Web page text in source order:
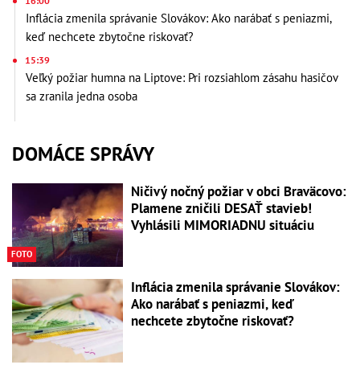
Inflácia zmenila správanie Slovákov: Ako narábať s peniazmi,
keď nechcete zbytočne riskovať?
15:39
Veľký požiar humna na Liptove: Pri rozsiahlom zásahu hasičov
sa zranila jedna osoba
DOMÁCE SPRÁVY
FOTO
Ničivý nočný požiar v obci Braväcovo:
Plamene zničili DESAŤ stavieb!
Vyhlásili MIMORIADNU situáciu
Inflácia zmenila správanie Slovákov:
Ako narábať s peniazmi, keď
nechcete zbytočne riskovať?